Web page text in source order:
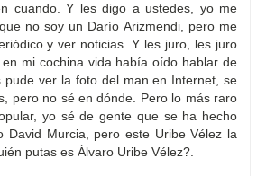
cuando. Y les digo a ustedes, yo me
no soy un Darío Arizmendi, pero me
y ver noticias. Y les juro, les juro
mi cochina vida había oído hablar de
ver la foto del man en Internet, se
pero no sé en dónde. Pero lo más raro
yo sé de gente que se ha hecho
David Murcia, pero este Uribe Vélez la
putas es Álvaro Uribe Vélez?.